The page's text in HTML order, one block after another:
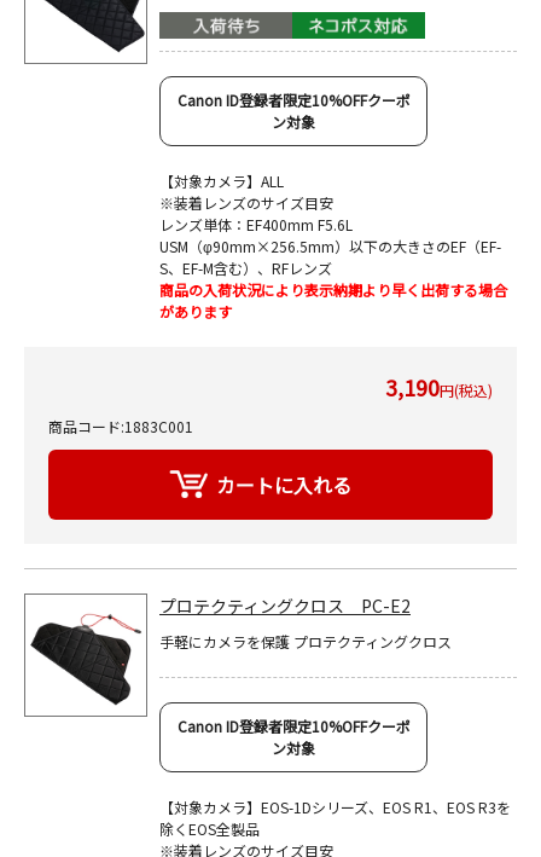
Canon ID登録者限定10%OFFクーポ
ン対象
【対象カメラ】ALL
※装着レンズのサイズ目安
レンズ単体：EF400mm F5.6L
USM（φ90mm×256.5mm）以下の大きさのEF（EF-
S、EF-M含む）、RFレンズ
商品の入荷状況により表示納期より早く出荷する場合
があります
3,190円(税込)
商品コード:1883C001
プロテクティングクロス PC-E2
手軽にカメラを保護 プロテクティングクロス
Canon ID登録者限定10%OFFクーポ
ン対象
【対象カメラ】EOS-1Dシリーズ、EOS R1、EOS R3を
除くEOS全製品
※装着レンズのサイズ目安